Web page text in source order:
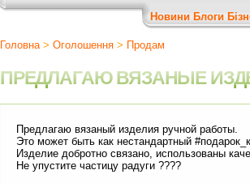
Новини Блоги
Головна> Оголошення > Продам
ПРЕДЛАГАЮ ВЯЗАНЫЕ
Предлагаю вязаный изделия ручной работы.
Это может быть как нестандартный
Изделие добротно связано, использованы
Не упустите частицу радуги ????